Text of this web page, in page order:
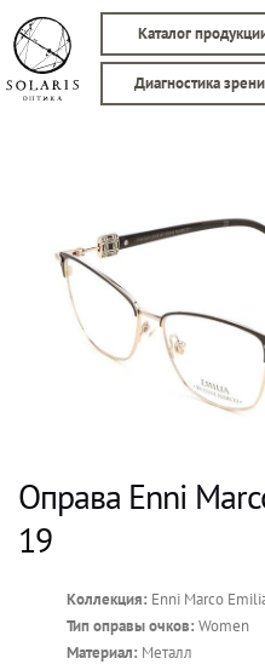
Каталог
Диагностика
Оправа Enni
19
Коллекция: Enni Marco
Тип оправы очков: Women
Материал: Металл